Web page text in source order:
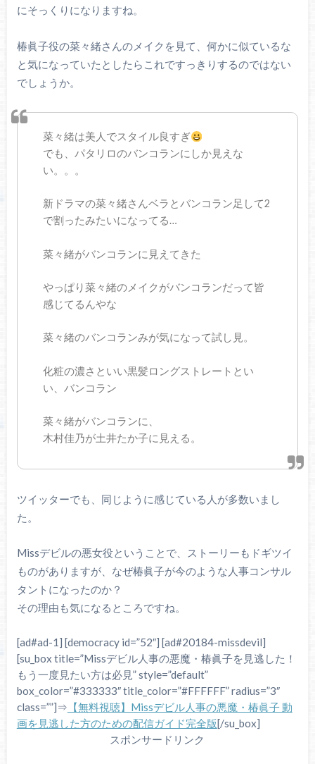
にそっくりになりますね。
椿眞子役の菜々緒さんのメイクを見て、何かに似ているな
と気になっていたとしたらこれですっきりするのではない
でしょうか。
菜々緒は美人でスタイル良すぎ
でも、パタリロのバンコランにしか見えな
い。。。
新ドラマの菜々緒さんベラとバンコラン足して2
で割ったみたいになってる…
菜々緒がバンコランに見えてきた
やっぱり菜々緒のメイクがバンコランだって皆
感じてるんやな
菜々緒のバンコランみが気になって試し見。
化粧の濃さといい黒髪ロングストレートとい
い、バンコラン
菜々緒がバンコランに、
木村佳乃が土井たか子に見える。
ツイッターでも、同じように感じている人が多数いまし
た。
Missデビルの悪女役ということで、ストーリーもドギツイ
ものがありますが、なぜ椿眞子が今のような人事コンサル
タントになったのか？
その理由も気になるところですね。
[ad#ad-1] [democracy id=”52″] [ad#20184-missdevil]
[su_box title=”Missデビル人事の悪魔・椿眞子を見逃した！
もう一度見たい方は必見” style=”default”
box_color=”#333333″ title_color=”#FFFFFF” radius=”3″
class=””]⇒ 【無料視聴】Missデビル人事の悪魔・椿眞子 動
画を見逃した方のための配信ガイド完全版[/su_box]
スポンサードリンク